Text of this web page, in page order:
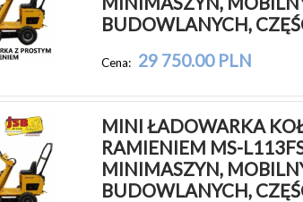
BUDOWLANYCH,
Cena: 29 750.00 PLN
MINI ŁADOWARKA
RAMIENIEM MS-
MINIMASZYN,
BUDOWLANYCH,